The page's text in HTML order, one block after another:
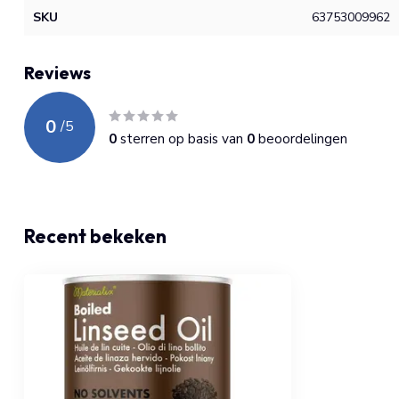
SKU 63753009962
Reviews
0 /5
0sterren op basis van 0beoordelingen
Recent bekeken